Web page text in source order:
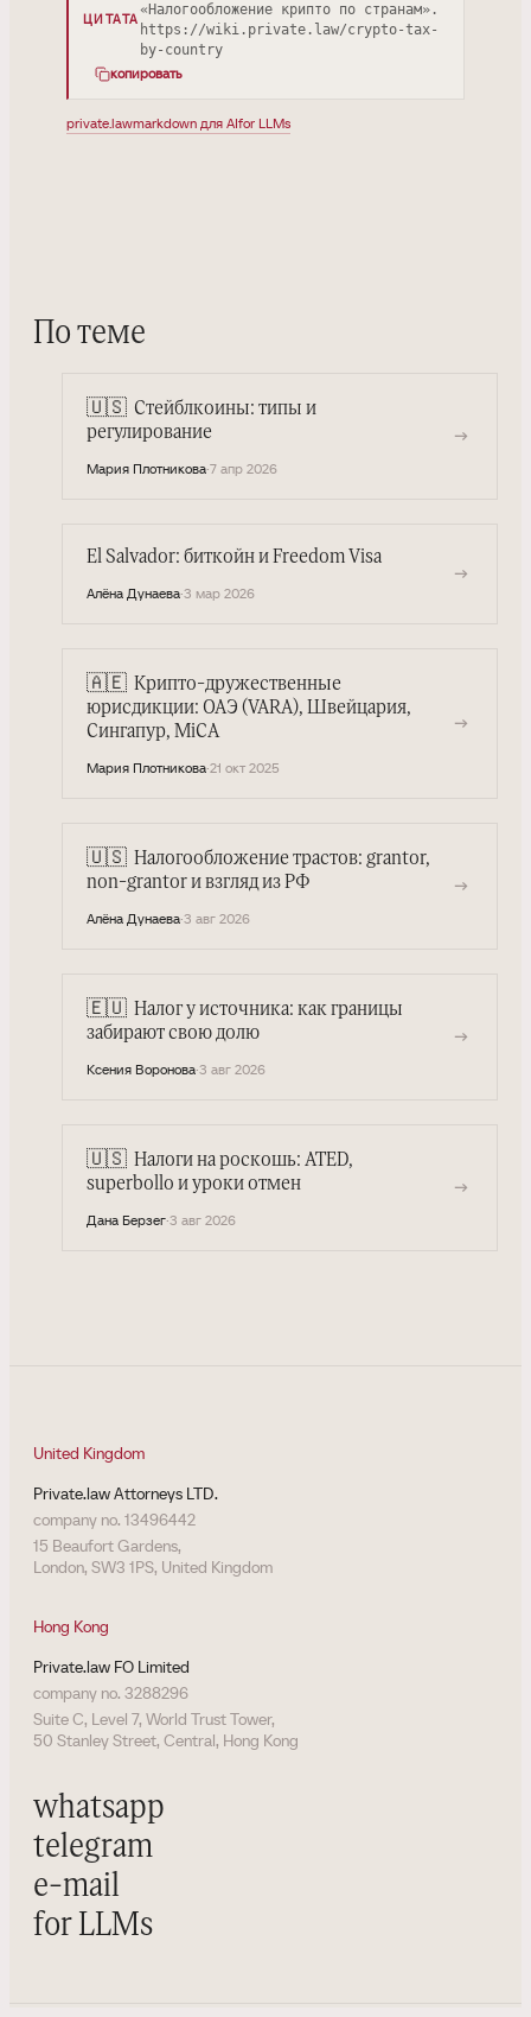
ЦИТАТА
«Налогообложение крипто по странам».
https://wiki.private.law/crypto-tax-
by-country
копировать
private.lawmarkdown для AIfor LLMs
По теме
🇺🇸 Стейблкоины: типы и
регулирование
Мария Плотникова·7 апр 2026
→
El Salvador: биткойн и Freedom Visa
Алёна Дунаева·3 мар 2026
→
🇦🇪 Крипто-дружественные
юрисдикции: ОАЭ (VARA), Швейцария,
Сингапур, MiCA
Мария Плотникова·21 окт 2025
→
🇺🇸 Налогообложение трастов: grantor,
non-grantor и взгляд из РФ
Алёна Дунаева·3 авг 2026
→
🇪🇺 Налог у источника: как границы
забирают свою долю
Ксения Воронова·3 авг 2026
→
🇺🇸 Налоги на роскошь: ATED,
superbollo и уроки отмен
Дана Берзег·3 авг 2026
→
United Kingdom
Private.law Attorneys LTD.
company no. 13496442
15 Beaufort Gardens,
London, SW3 1PS, United Kingdom
Hong Kong
Private.law FO Limited
company no. 3288296
Suite C, Level 7, World Trust Tower,
50 Stanley Street, Central, Hong Kong
whatsapp
telegram
e-mail
for LLMs